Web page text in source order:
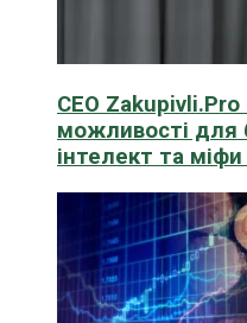
CEO
можливості для
інтелект та